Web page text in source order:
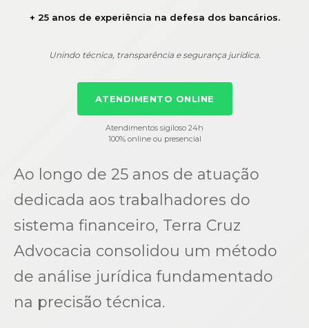
+ 25 anos de experiência na defesa dos bancários.
Unindo técnica, transparência e segurança jurídica.
ATENDIMENTO ONLINE
Atendimentos sigiloso 24h
100% online ou presencial
Ao longo de 25 anos de atuação
dedicada aos trabalhadores do
sistema financeiro, Terra Cruz
Advocacia consolidou um método
de análise jurídica fundamentado
na precisão técnica.